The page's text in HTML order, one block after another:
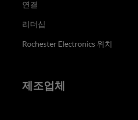
연결
리더십
Rochester Electronics 위치
제조업체